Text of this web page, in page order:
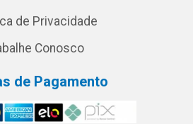
de Privacidade
Conosco
de Pagamento